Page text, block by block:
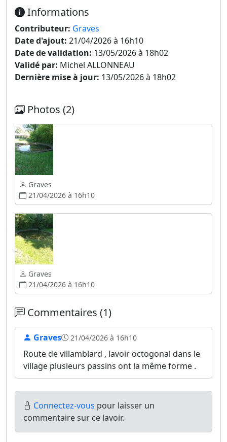
Informations
Contributeur: Graves
Date d'ajout: 21/04/2026 à 16h10
Date de validation: 13/05/2026 à 18h02
Validé par: Michel ALLONNEAU
Dernière mise à jour: 13/05/2026 à 18h02
Photos (2)
Graves
21/04/2026 à 16h10
Graves
21/04/2026 à 16h10
Commentaires (1)
Graves 21/04/2026 à 16h10
Route de villamblard , lavoir octogonal dans le
village plusieurs passins ont la même forme .
Connectez-vous pour laisser un
commentaire sur ce lavoir.